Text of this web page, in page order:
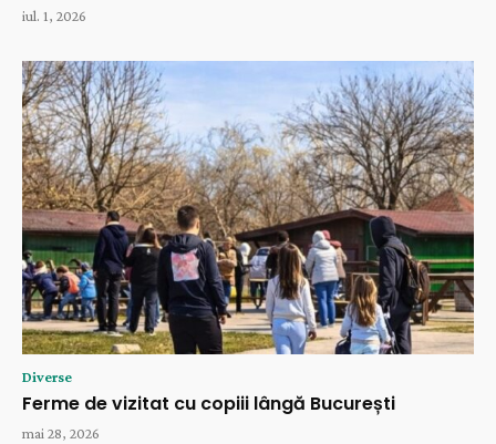
iul. 1, 2026
Diverse
Ferme de vizitat cu copiii lângă București
mai 28, 2026